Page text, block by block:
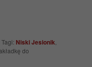
. Tagi: Niski Jesionik
do